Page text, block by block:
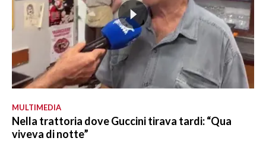
MULTIMEDIA
Nella trattoria dove Guccini tirava tardi: “Qua
viveva di notte”